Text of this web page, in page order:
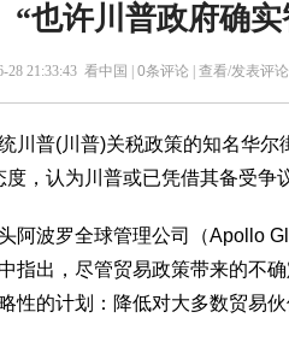
“也许川普政府确
28 21:33:43 看中国 | 0条评论 | 查看/发表评论
川普(川普)关税政策的知名华
，认为川普或已凭借其备受争
阿波罗全球管理公司（Apollo
指出，尽管贸易政策带来的不
性的计划：降低对大多数贸易